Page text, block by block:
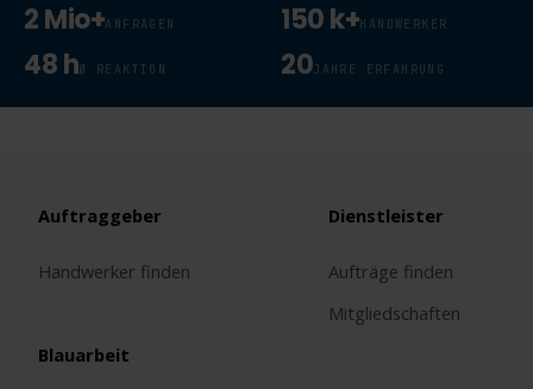
2 Mio+ANFRAGEN 150 k+HANDWERKER
48 hØ REAKTION 20JAHRE ERFAHRUNG
Auftraggeber
Handwerker finden
Dienstleister
Aufträge finden
Mitgliedschaften
Blauarbeit